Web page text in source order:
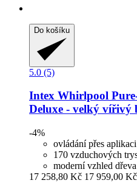
Do košíku
5.0 (5)
Intex Whirlpool
Deluxe -​ velký vířivý
-4%
ovládání přes
170 vzduchových
moderní vzhled dřeva
17 258,80 Kč 17 959,00 Kč